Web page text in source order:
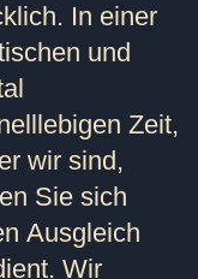
In einer
und
Zeit,
wir sind,
Sie sich
Ausgleich
Wir